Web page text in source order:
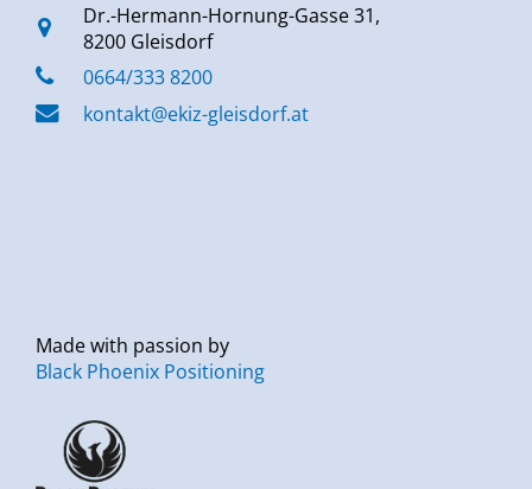
Dr.-Hermann-Hornung-Gasse 31,
8200 Gleisdorf
0664/333 8200
kontakt@ekiz-gleisdorf.at
Made with passion by
Black Phoenix Positioning